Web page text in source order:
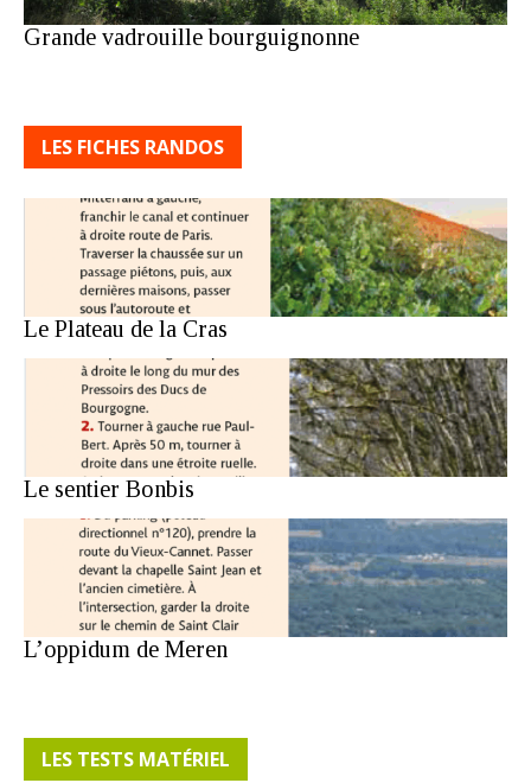
Grande vadrouille bourguignonne
LES FICHES RANDOS
Le Plateau de la Cras
Le sentier Bonbis
L’oppidum de Meren
LES TESTS MATÉRIEL